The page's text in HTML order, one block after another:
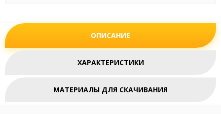
ОПИСАНИЕ
ХАРАКТЕРИСТИКИ
МАТЕРИАЛЫ ДЛЯ СКАЧИВАНИЯ